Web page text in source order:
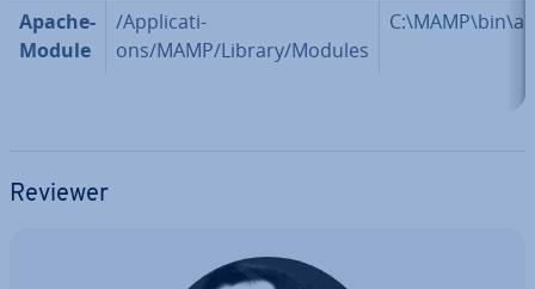
Apache-
Module
/Ap­pli­ca­ti­
ons/MAMP/Library/Modules
Reviewer